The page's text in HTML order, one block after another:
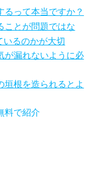
って本当ですか？
ことが問題ではな
いるのかが大切
が漏れないように必
垣根を造られるとよ
防げますか？
の方角にあるトイ
すか？
料で紹介